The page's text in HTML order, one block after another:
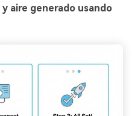
aire generado usando